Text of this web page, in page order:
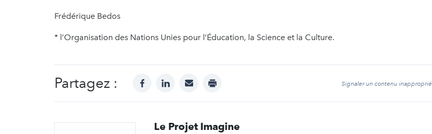
Frédérique Bedos
* l’Organisation des Nations Unies pour l’Éducation, la Science et la Culture.
Partagez : facebooklinkedinmail print Signaler un contenu inapproprié
Le Projet Imagine